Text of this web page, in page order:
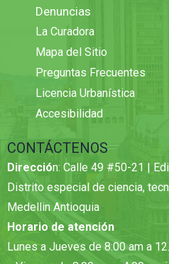
Denuncias
La Curadora
Mapa del Sitio
Preguntas Frecuentes
Licencia Urbanística
Accesibilidad
CONTÁCTENOS
Dirección: Calle 49 #50-21 |
Distrito especial de ciencia,
Medellin Antioquia
Horario de atención
Lunes a Jueves de 8:00 am a